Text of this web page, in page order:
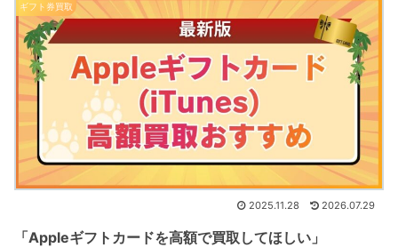
ギフト券買取
2025.11.28 2026.07.29
「Appleギフトカードを高額で買取してほしい」